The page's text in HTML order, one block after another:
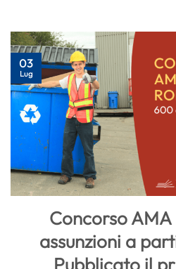
Concorso
assunzioni a
Pubblicato il
03
Lug